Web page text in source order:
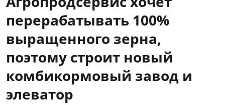
перерабатывать 100%
выращенного зерна,
поэтому строит новый
комбикормовый завод и
элеватор